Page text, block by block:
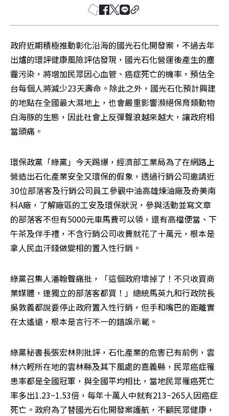
政府近期積極推動彰化沿海的國光石化開發案，不過去年
出爐的環評健康風險評估發現，國光石化營運後產生的塵
霾污染，將增加民眾因心血管、癌症死亡的機率，預估全
台每個人將減少23天壽命。除此之外，國光石化預計興建
的地點在全國最大濕地上，也會嚴重影響瀕絕保育類動物
白海豚的生態，因此社會上反彈聲浪越來越大，讓政府相
當頭痛。
環保政黨「綠黨」今天踢爆，經濟部工業局為了在網路上
營造出石化產業安全又環保的假象，透過行銷公司邀請近
30位部落客及行銷公司員工參觀中油高雄煉油廠及奇美南
科A廠，了解廠區的工安及環保狀況，參與活動並寫文章
的部落客不但有5000元車馬費可以領，還有高檔便當、下
午茶及伴手禮，不含行銷公司收費就花了十萬元，根本是
拿人民血汗錢做變相的置入性行銷。
綠黨召集人潘翰聲痛批，「這個政府壞掉了！不只收買商
業媒體，連獨立的部落客都買！」總統馬英九和行政院長
吳敦義都說要停止政府置入性行銷，但手和嘴巴的距離實
在太遙遠，根本是言行不一的錯誤示範。
綠黨秘書長張宏林則批評，石化產業的危害已有前例，雲
林六輕所在地的雲林縣及其下風處的嘉義縣，民眾癌症罹
患率都是全國冠軍，與全國平均相比，當地民眾罹癌死亡
率多出1.23~1.53倍，每年十萬人中就有213~265人因癌症
死亡。政府為了替國光石化開發案護航，不顧民眾健康，